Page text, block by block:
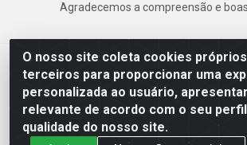
O nosso site coleta cookies
terceiros para proporcionar uma
personalizada ao usuário,
relevante de acordo com o seu
qualidade do nosso site.
Agradecemos a compreensão e
Deskontão Atacado - Av. Marechal
Imbiribeira - Recife/PE - CEP 51.150-001 -
57